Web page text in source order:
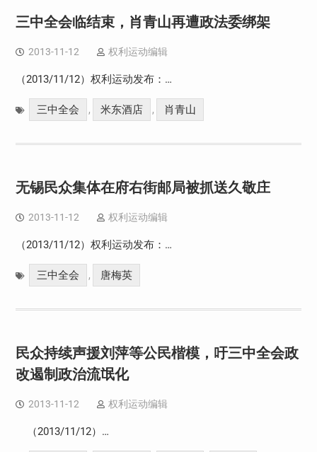
三中全会临结束，肖青山再遭政法委绑架
2013-11-12 权利运动编辑
（2013/11/12）权利运动发布：…
三中全会 , 米东酒店 , 肖青山
无锡民众集体在府右街邮局被抓送久敬庄
2013-11-12 权利运动编辑
（2013/11/12）权利运动发布：…
三中全会 , 唐梅英
民众持续声援刘萍等公民楷模，吁三中全会政
改遏制政治流氓化
2013-11-12 权利运动编辑
（2013/11/12）…